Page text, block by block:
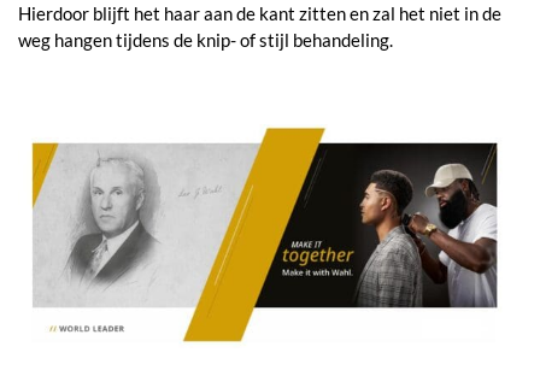
Hierdoor blijft het haar aan de kant zitten en zal het niet in de
weg hangen tijdens de knip- of stijl behandeling.